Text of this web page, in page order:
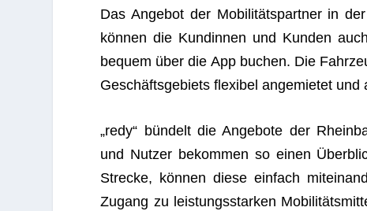
Das Ange­bot der Mobi­li­täts­part­ner in
kön­nen die Kun­din­nen und Kun­den
bequem über die App buchen. Die
Geschäfts­ge­biets fle­xi­bel ange­mie­tet und
„redy“ bün­delt die Ange­bote der
und Nut­zer bekom­men so einen
Stre­cke, kön­nen diese ein­fach
Zugang zu leis­tungs­star­ken